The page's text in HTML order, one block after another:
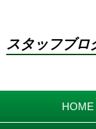
スタッフブロ
HOME